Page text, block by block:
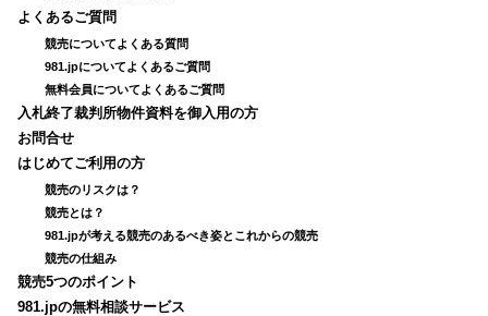
よくあるご質問
競売についてよくある質問
981.jpについてよくあるご質問
無料会員についてよくあるご質問
入札終了裁判所物件資料を御入用の方
お問合せ
はじめてご利用の方
競売のリスクは？
競売とは？
981.jpが考える競売のあるべき姿とこれからの競売
競売の仕組み
競売5つのポイント
981.jpの無料相談サービス